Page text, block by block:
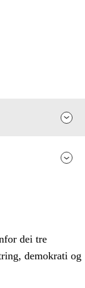
dei tre
demokrati og